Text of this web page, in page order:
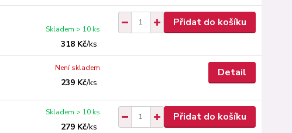
318 Kč/ks
Skladem > 10 ks
Přidat do košíku
239 Kč/ks
Není skladem Detail
279 Kč/ks
Skladem > 10 ks Přidat do košíku